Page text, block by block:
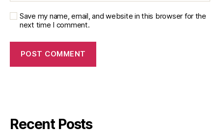
Save my name, email, and website in this browser for the
next time I comment.
Recent Posts